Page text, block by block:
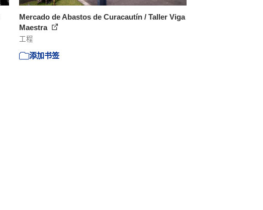
Mercado de Abastos de Curacautín / Taller Viga
Maestra
工程
添加书签